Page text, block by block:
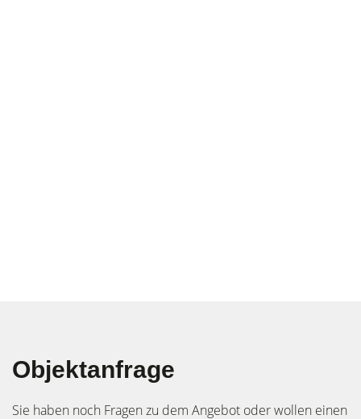
Objektanfrage
Sie haben noch Fragen zu dem Angebot oder wollen einen